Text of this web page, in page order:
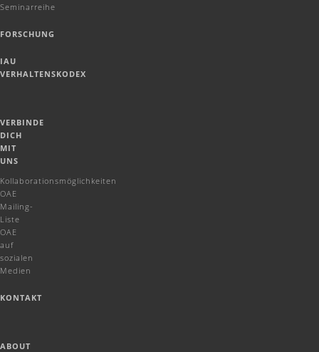
Seminarreihe
FORSCHUNG
IAU
VERHALTENSKODEX
VERBINDE
DICH
MIT
UNS
Kollaborationsmöglichkeiten
OAE
Mailing-
Liste
OAE
auf
sozialen
Medien
KONTAKT
ABOUT